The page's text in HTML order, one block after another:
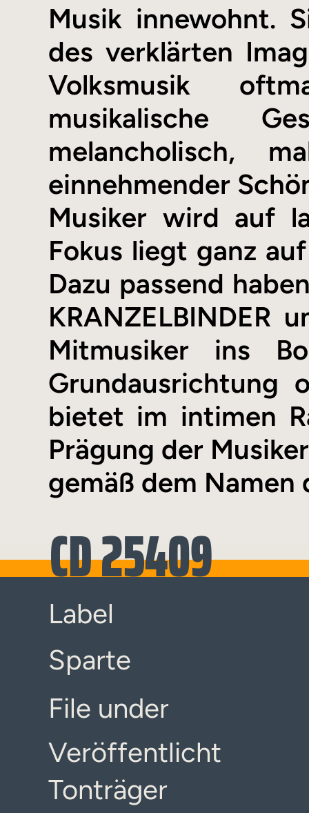
Musik innewohnt.
des verklärten
Volksmusik
musikalische
melancholisch,
einnehmender
Musiker wird auf
Fokus liegt ganz
Dazu passend
KRANZELBINDER
Mitmusiker ins
Grundausrichtung
bietet im intimen
Prägung der
gemäß dem Namen
CD 25409
Label
Sparte
File under
Veröffentlicht
Tonträger